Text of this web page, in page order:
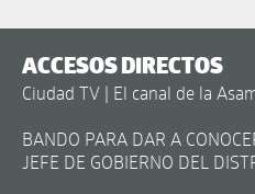
ACCESOS DIRECTOS
Ciudad TV | El canal de la
BANDO PARA DAR A
JEFE DE GOBIERNO DEL